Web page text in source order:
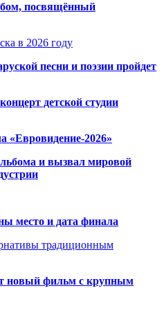
посвящённый
в 2026 году
песни и поэзии пройдет
детской студии
«Евровидение-2026»
и вызвал мировой
место и дата финала
традиционным
новый фильм с крупным